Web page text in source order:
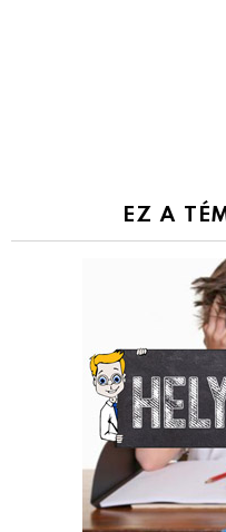
EZ A